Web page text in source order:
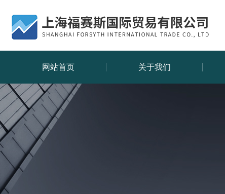
网站首页 关于我们